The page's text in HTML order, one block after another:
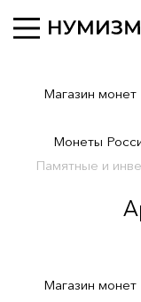
Магазин монет
Монеты
Памятные и
Магазин монет